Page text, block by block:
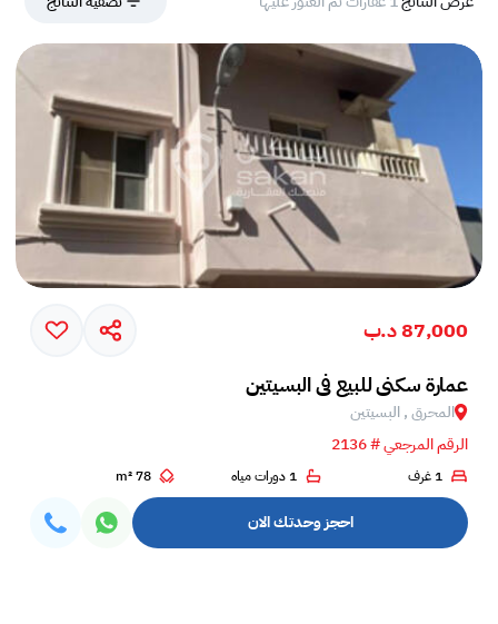
87,000 د.ب
عمارة سكني للبيع في البسيتين
المحرق , البسيتين
الرقم المرجعي # 2136
1 غرف 1 دورات مياه 78 m²
احجز وحدتك الان